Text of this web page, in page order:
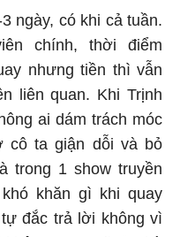
ngày, có khi cả tuần.
chính, thời điểm
nhưng tiền thì vẫn
liên quan. Khi Trịnh
ai dám trách móc
cô ta giận dỗi và bỏ
trong 1 show truyền
khăn gì khi quay
đắc trả lời không vì